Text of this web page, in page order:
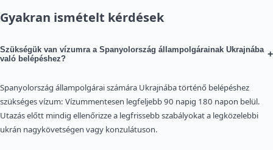
Gyakran ismételt kérdések
Szükségük van vízumra a Spanyolország állampolgárainak Ukrajnába
való belépéshez?
+
Spanyolország állampolgárai számára Ukrajnába történő belépéshez
szükséges vízum: Vízummentesen legfeljebb 90 napig 180 napon belül.
Utazás előtt mindig ellenőrizze a legfrissebb szabályokat a legközelebbi
ukrán nagykövetségen vagy konzulátuson.